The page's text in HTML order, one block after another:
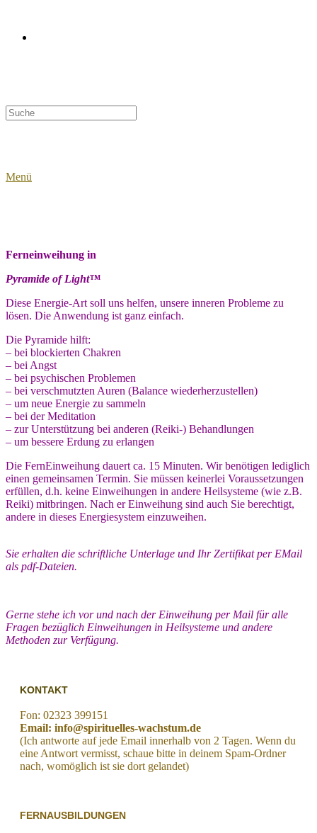
Suche
nach:
Menü
Ferneinweihung in
Pyramide of Light™
Diese Energie-Art soll uns helfen, unsere inneren Probleme zu
lösen. Die Anwendung ist ganz einfach.
Die Pyramide hilft:
– bei blockierten Chakren
– bei Angst
– bei psychischen Problemen
– bei verschmutzten Auren (Balance wiederherzustellen)
– um neue Energie zu sammeln
– bei der Meditation
– zur Unterstützung bei anderen (Reiki-) Behandlungen
– um bessere Erdung zu erlangen
Die FernEinweihung dauert ca. 15 Minuten. Wir benötigen lediglich
einen gemeinsamen Termin. Sie müssen keinerlei Voraussetzungen
erfüllen, d.h. keine Einweihungen in andere Heilsysteme (wie z.B.
Reiki) mitbringen. Nach er Einweihung sind auch Sie berechtigt,
andere in dieses Energiesystem einzuweihen.
Sie erhalten die schriftliche Unterlage und Ihr Zertifikat per EMail
als pdf-Dateien.
Gerne stehe ich vor und nach der Einweihung per Mail für alle
Fragen bezüglich Einweihungen in Heilsysteme und andere
Methoden zur Verfügung.
KONTAKT
Fon: 02323 399151
Email: info@spirituelles-wachstum.de
(Ich antworte auf jede Email innerhalb von 2 Tagen. Wenn du
eine Antwort vermisst, schaue bitte in deinem Spam-Ordner
nach, womöglich ist sie dort gelandet)
FERNAUSBILDUNGEN